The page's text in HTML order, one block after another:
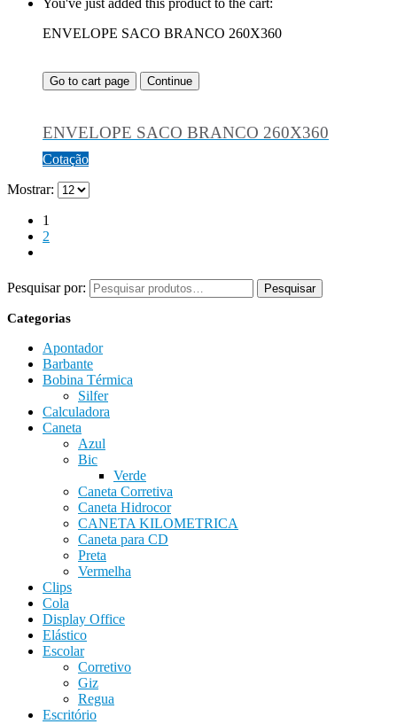
You've just added this product to the cart:
ENVELOPE SACO BRANCO 260X360
Go to cart page Continue
ENVELOPE SACO BRANCO 260X360
Cotação
Mostrar:
1
2
Pesquisar por: Pesquisar
Categorias
Apontador
Barbante
Bobina Térmica
Silfer
Calculadora
Caneta
Azul
Bic
Verde
Caneta Corretiva
Caneta Hidrocor
CANETA KILOMETRICA
Caneta para CD
Preta
Vermelha
Clips
Cola
Display Office
Elástico
Escolar
Corretivo
Giz
Regua
Escritório